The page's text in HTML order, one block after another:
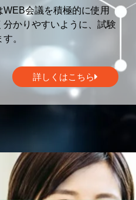
会議を積極的に使用
かりやすいように、試験
。
詳しくはこちら